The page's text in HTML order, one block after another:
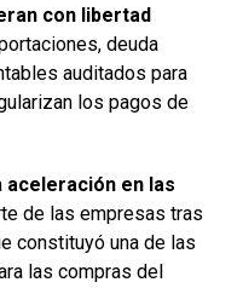
con libertad
deuda
auditados para
los pagos de
aceleración en las
de las empresas tras
constituyó una de las
las compras del